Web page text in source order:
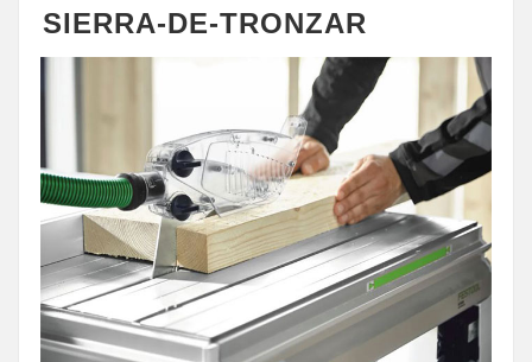
SIERRA-DE-TRONZAR